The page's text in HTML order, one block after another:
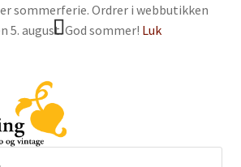
sommerferie. Ordrer i webbutikken
5. august. God sommer! Luk